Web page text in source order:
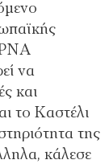
να
και
το Καστέλι
της
κάλεσε